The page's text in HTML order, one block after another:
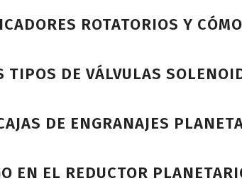
ROTATORIOS Y
TIPOS DE VÁLVULAS
DE ENGRANAJES
EN EL REDUCTOR